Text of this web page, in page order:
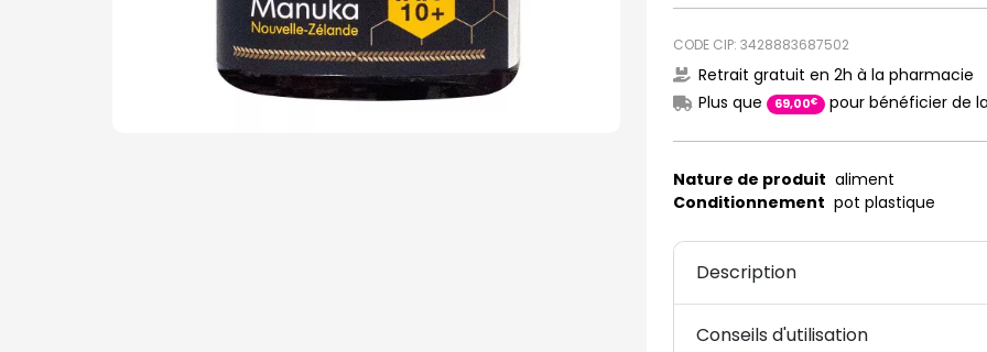
CODE CIP: 3428883687502
Retrait gratuit en 2h à la pharmacie
Plus que
69,00€ pour bénéficier de
Nature de produit aliment
Conditionnement pot plastique
Description
Conseils d'utilisation